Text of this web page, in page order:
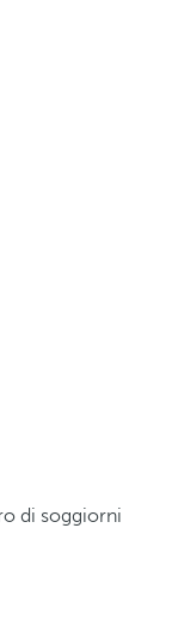
di soggiorni